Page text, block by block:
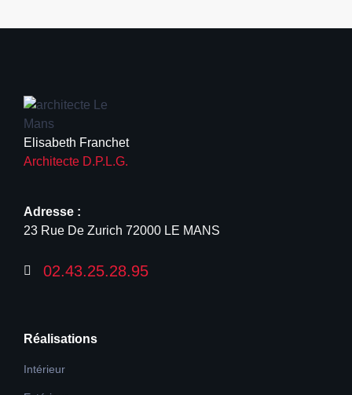
Elisabeth Franchet
Architecte D.P.L.G.
Adresse :
23 Rue De Zurich 72000 LE MANS
02.43.25.28.95
Réalisations
Intérieur